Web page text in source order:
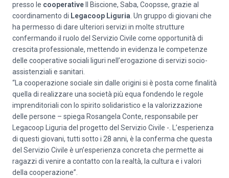
presso le cooperative Il Biscione, Saba, Coopsse, grazie al
coordinamento di Legacoop Liguria . Un gruppo di giovani che
ha permesso di dare ulteriori servizi in molte strutture
confermando il ruolo del Servizio Civile come opportunità di
crescita professionale, mettendo in evidenza le competenze
delle cooperative sociali liguri nell’erogazione di servizi socio-
assistenziali e sanitari.
“La cooperazione sociale sin dalle origini si è posta come finalità
quella di realizzare una società più equa fondendo le regole
imprenditoriali con lo spirito solidaristico e la valorizzazione
delle persone – spiega Rosangela Conte, responsabile per
Legacoop Liguria del progetto del Servizio Civile -. L’esperienza
di questi giovani, tutti sotto i 28 anni, è la conferma che questa
del Servizio Civile è un’esperienza concreta che permette ai
ragazzi di venire a contatto con la realtà, la cultura e i valori
della cooperazione”.